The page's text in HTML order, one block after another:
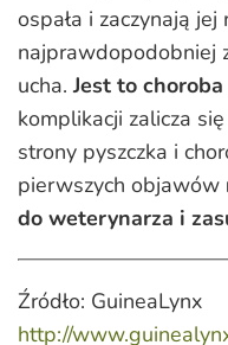
ospała i zaczynają jej
najprawdopodobniej
ucha.Jest to
komplikacji zalicza
strony pyszczka i
pierwszych objawów
do weterynarza i
Źródło: GuineaLynx
http://